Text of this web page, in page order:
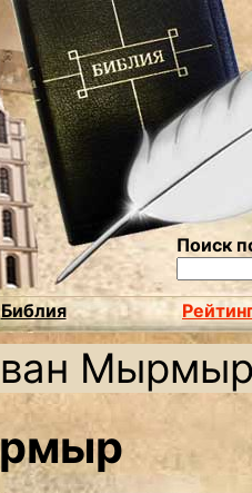
Поиск
Библия